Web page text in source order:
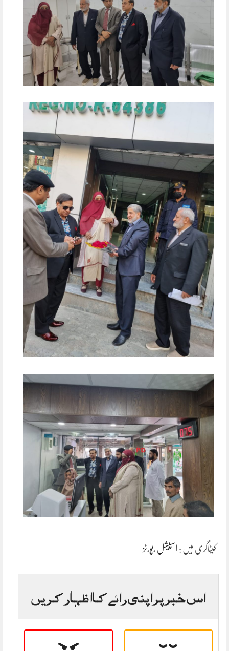
کیٹاگری میں : اسپیشل رپورٹز
اس خبر پر اپنی رائے کا اظہار کریں